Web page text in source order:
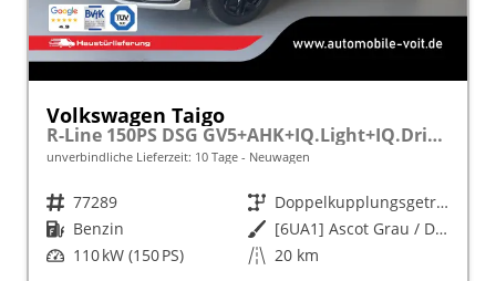
Volkswagen Taigo
R-Line 150PS DSG GV5+AHK+IQ.Light+IQ.Drive+ACC+Kamera+Black+Kessy+Sitzheiz
unverbindliche Lieferzeit: 10 Tage Neuwagen
Fahrzeugnr. 77289 Getriebe
Doppelkupplungsgetriebe (DSG)
Kraftstoff Benzin Außenfarbe
[6UA1] Ascot Grau / Dach Schwarz
Leistung 110 kW (150 PS) Kilometerstand 20 km